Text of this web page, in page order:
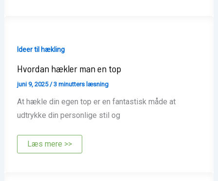
Ideer til hækling
Hvordan hækler man en top
juni 9, 2025/3 minutters læsning
At hækle din egen top er en fantastisk måde at
udtrykke din personlige stil og
Hvordan
hækler
Læs mere >>